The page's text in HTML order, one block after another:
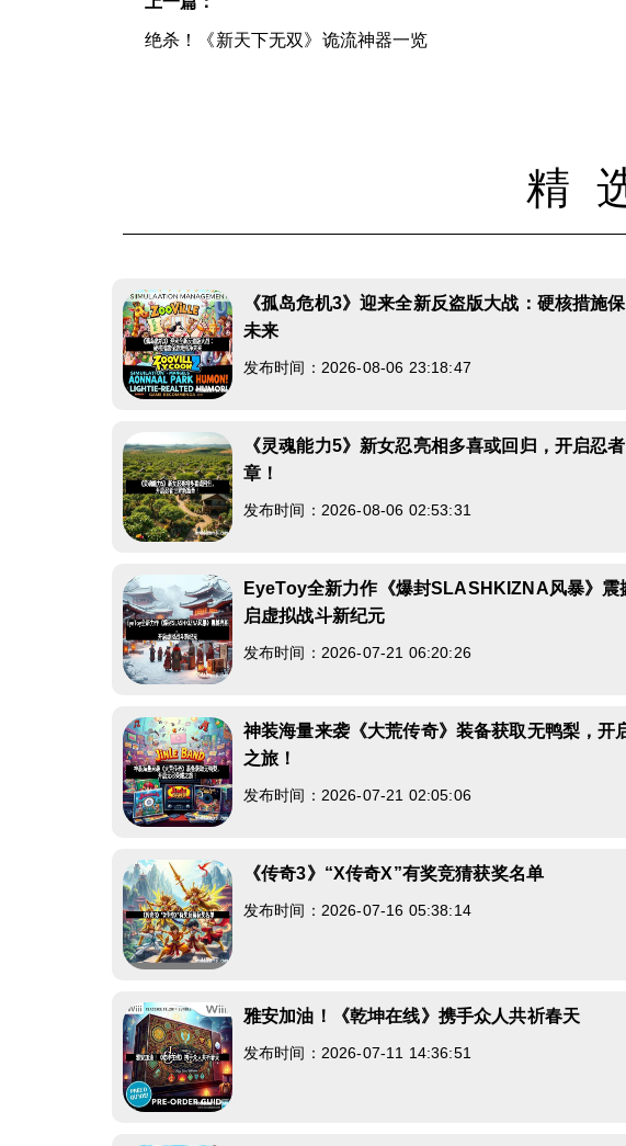
绝杀！《新天下无双》诡流神器一览
精
《孤岛危机3》迎来全新反盗版大战：硬核措施
未来
发布时间：2026-08-06 23:18:47
《灵魂能力5》新女忍亮相多喜或回归，开启忍
章！
发布时间：2026-08-06 02:53:31
EyeToy全新力作《爆封SLASHKIZNA风暴》震
启虚拟战斗新纪元
发布时间：2026-07-21 06:20:26
神装海量来袭《大荒传奇》装备获取无鸭梨，开
之旅！
发布时间：2026-07-21 02:05:06
《传奇3》“X传奇X”有奖竞猜获奖名单
发布时间：2026-07-16 05:38:14
雅安加油！《乾坤在线》携手众人共祈春天
发布时间：2026-07-11 14:36:51